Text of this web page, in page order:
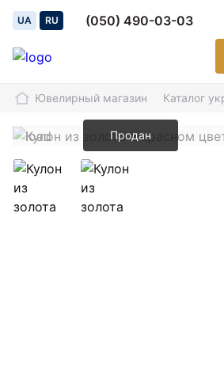
UA RU (050) 490-03-03
Ювелирный магазин Каталог
Продан